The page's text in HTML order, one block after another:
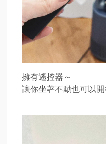
擁有遙控器～
讓你坐著不動也可以